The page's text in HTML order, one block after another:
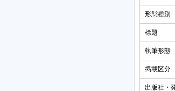
形態種別
標題
執筆形態
掲載区分
出版社・